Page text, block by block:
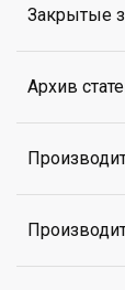
Закрытые
Архив